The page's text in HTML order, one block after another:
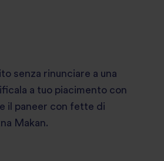
senza rinunciare a una
a tuo piacimento con
il paneer con fette di
Makan.